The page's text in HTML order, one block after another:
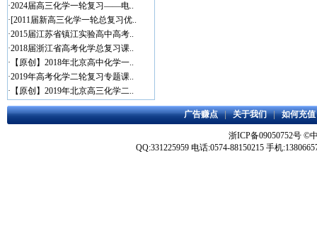
·2024届高三化学一轮复习——电..
·[2011届新高三化学一轮总复习优..
·2015届江苏省镇江实验高中高考..
·2018届浙江省高考化学总复习课..
· 【原创】2018年北京高中化学一..
·2019年高考化学二轮复习专题课..
· 【原创】2019年北京高三化学二..
广告赚点|关于我们|如何充值
浙ICP备09050752号 ©
QQ:331225959 电话:0574-88150215 手机